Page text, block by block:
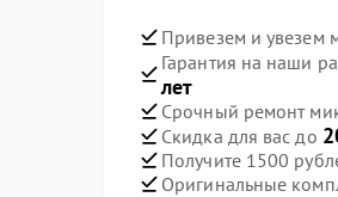
Привезем и увезем
Гарантия на наши
лет
Срочный ремонт
Скидка для вас до
Получите 1500
Оригинальные